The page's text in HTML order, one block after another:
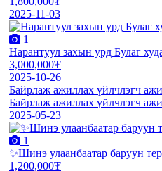
2025-11-03
1
Нарантуул захын урд Булаг
3,000,000₮
2025-10-26
Байрлаж ажиллах үйлчлэгч
Байрлаж ажиллах үйлчлэгч
2025-05-23
1
✨Шинэ улаанбаатар баруун
1,200,000₮